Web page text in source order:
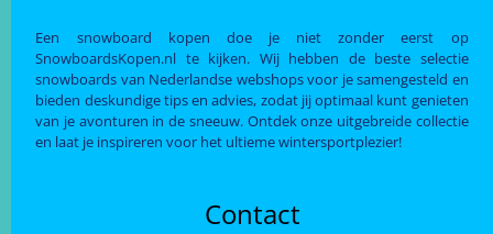
Een snowboard kopen doe je niet zonder eerst op
SnowboardsKopen.nl te kijken. Wij hebben de beste selectie
snowboards van Nederlandse webshops voor je samengesteld en
bieden deskundige tips en advies, zodat jij optimaal kunt genieten
van je avonturen in de sneeuw. Ontdek onze uitgebreide collectie
en laat je inspireren voor het ultieme wintersportplezier!
Contact